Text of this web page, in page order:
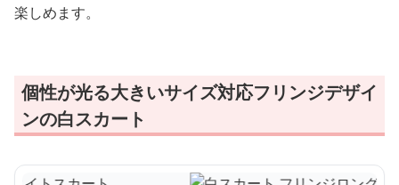
楽しめます。
個性が光る大きいサイズ対応フリンジデザイ
ンの白スカート